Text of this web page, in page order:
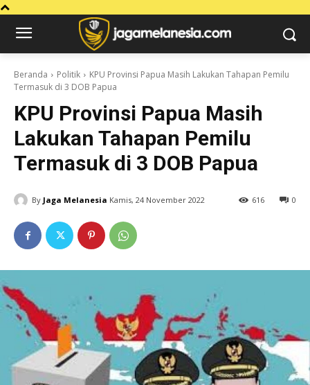
Beranda Politik
KPU Provinsi Papua Masih Lakukan Tahapan Pemilu
Termasuk di 3 DOB Papua
KPU Provinsi Papua Masih
Lakukan Tahapan Pemilu
Termasuk di 3 DOB Papua
By Jaga Melanesia Kamis, 24 November 2022 0
616